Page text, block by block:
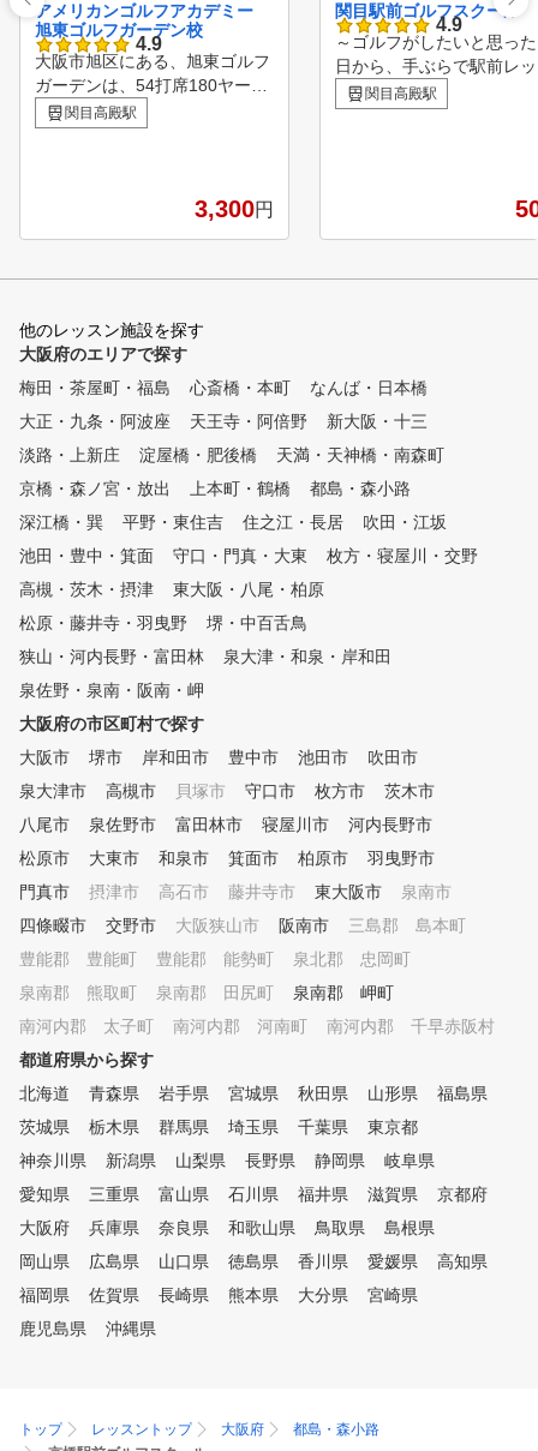
アメリカンゴルフアカデミー
旭東ゴルフガーデン校
4.9
大阪市旭区にある、旭東ゴルフ
ガーデンは、54打席180ヤード
と数少なくなった市内のゴルフ
レンジです。 地下鉄『関目高
価で練習しやすい環境です。
術と毎月開催される『ラウンド
けていくことで、受講者の満足
度を最大限、提供できることを
、体験レッスンから始められた
らいかがでしようか⁉ ◆アメリ
カンゴルフスクールには、心揺
さぶる何かが・・・・・ グリ
ップ・アドレスルーティンから
始まり体の動き・腕の動きを覚
はグリップ・構えから始まりバ
ランスの良い綺麗なスイング形
成を目指します。 経験者には
、毎月開催される『ラウンドレ
ッスン』で目標スコアに向けて
の技術力(スキル)を鍛錬します
れるイベント企画も好評です。
ゴルフスクールコンペ・教室対
抗競技会・国内ゴルフツアー(3
回)・レディース親睦コンペ・
女子会・忘年会・季節ごとのイ
ベント(盛り上がりビアガーデ
関目高殿駅
3,300円
関目駅前ゴルフスクール
4.9
～ゴルフがしたいと思っ
日から、手ぶらで駅前レ
～ 安心の定額料金でレッ
受け放題。 店舗相互利用
ん。 1レッスン50分間に
いただきます。 お客様が
そうでなかった「レッス
放題」を実現しておりま
ゴルフの上達を目指す皆
入会を、心よりお待ちし
していただき、ぜひ皆様
を達成してください。 親
教え方で定評がある、元
球選手 近田豊年プロのレ
関目高殿駅
他のレッスン施設を探す
大阪府のエリアで探す
梅田・茶屋町・福島
心斎橋・本町
なんば・日本橋
大正・九条・阿波座
天王寺・阿倍野
新大阪・十三
淡路・上新庄
淀屋橋・肥後橋
天満・天神橋・南森町
京橋・森ノ宮・放出
上本町・鶴橋
都島・森小路
深江橋・巽
平野・東住吉 住之江・長居
吹田・江坂
池田・豊中・箕面
守口・門真・大東
枚方・寝屋川・交野
高槻・茨木・摂津
東大阪・八尾・柏原
松原・藤井寺・羽曳野
堺・中百舌鳥
狭山・河内長野・富田林
泉大津・和泉・岸和田
泉佐野・泉南・阪南・岬
大阪府の市区町村で探す
大阪市
堺市 岸和田市 豊中市 池田市
吹田市
泉大津市
高槻市 貝塚市 守口市 枚方市
茨木市
八尾市
泉佐野市 富田林市 寝屋川市
河内長野市
松原市
大東市 和泉市 箕面市 柏原市
羽曳野市
門真市
摂津市 高石市 藤井寺市 東大阪市
泉南市
四條畷市
交野市 大阪狭山市 阪南市
三島郡 島本町
豊能郡 豊能町
豊能郡 能勢町
泉北郡 忠岡町
泉南郡 熊取町
泉南郡 田尻町
泉南郡 岬町
南河内郡 太子町
南河内郡 河南町
南河内郡 千早赤阪村
都道府県から探す
北海道
青森県 岩手県 宮城県 秋田県 山形県
福島県
茨城県
栃木県 群馬県 埼玉県 千葉県
東京都
神奈川県
新潟県 山梨県 長野県 静岡県
岐阜県
愛知県
三重県 富山県 石川県 福井県 滋賀県
京都府
大阪府
兵庫県 奈良県 和歌山県 鳥取県
島根県
岡山県
広島県 山口県 徳島県 香川県 愛媛県
高知県
福岡県
佐賀県 長崎県 熊本県 大分県
宮崎県
鹿児島県
沖縄県
トップ レッスントップ 大阪府
都島・森小路